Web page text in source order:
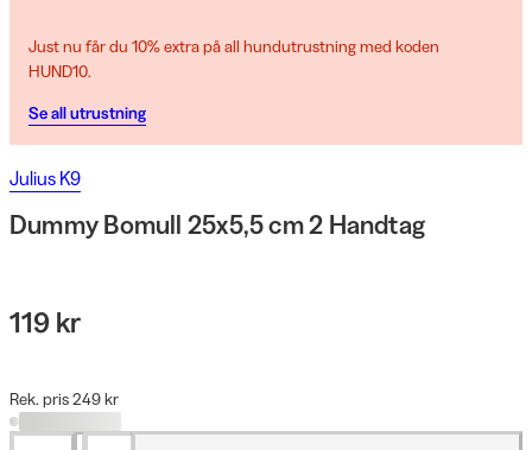
Just nu får du 10% extra på all hundutrustning med koden
HUND10.
Se all utrustning
Julius K9
Dummy Bomull 25x5,5 cm 2 Handtag
119 kr
Rek. pris 249 kr